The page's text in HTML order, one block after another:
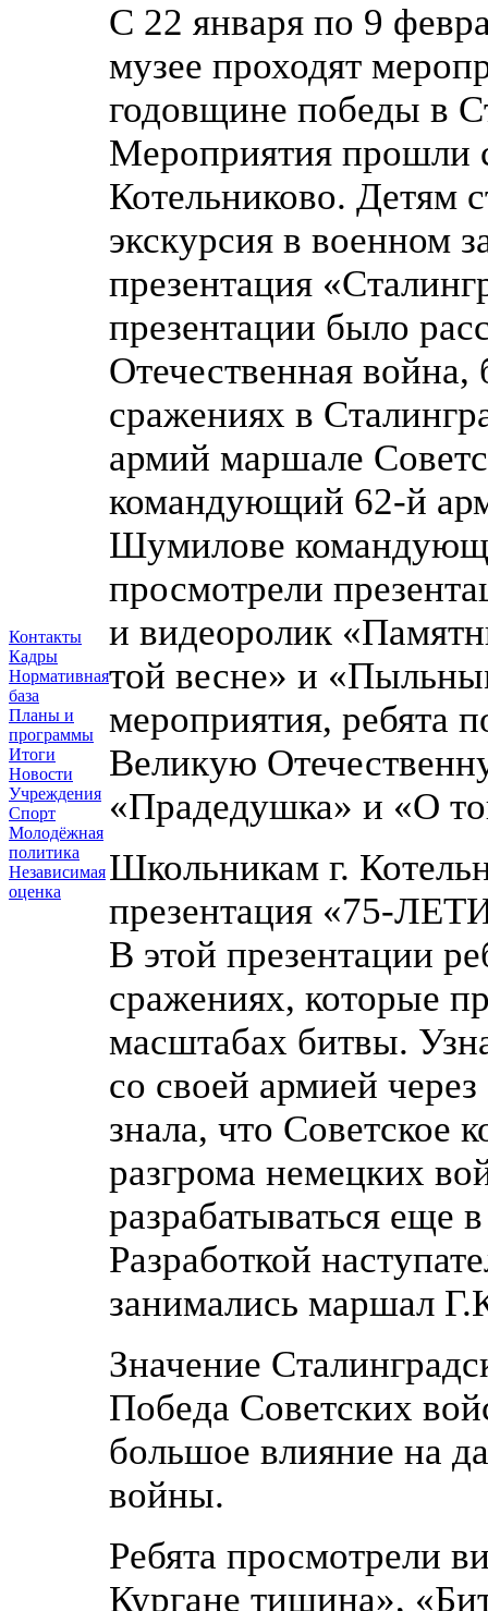
Контакты
Кадры
Нормативная
база
Планы и
программы
Итоги
Новости
Учреждения
Спорт
Молодёжная
политика
Независимая
оценка
С 22 января по 9
музее проходят
годовщине победы в
Мероприятия прошли
Котельниково. Детям
экскурсия в военном
презентация
презентации было
Отечественная
сражениях в
армий маршале
командующий 62-й
Шумилове
просмотрели
и видеоролик
той весне» и
мероприятия, ребята
Великую
«Прадедушка» и «О
Школьникам г.
презентация «75-
В этой презентации
сражениях, которые
масштабах битвы.
со своей армией
знала, что Советское
разгрома немецких
разрабатываться еще
Разработкой
занимались маршал
Значение
Победа Советских
большое влияние на
войны.
Ребята просмотрели
Кургане тишина»,